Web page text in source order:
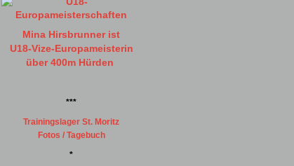
Mina Hirsbrunner ist
U18-Vize-Europameisterin
über 400m Hürden
***
Trainingslager St. Moritz
Fotos / Tagebuch
*